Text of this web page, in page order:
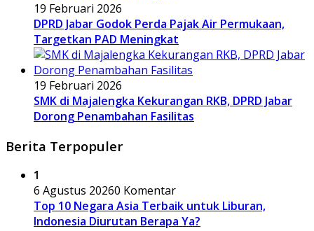
19 Februari 2026
DPRD Jabar Godok Perda Pajak Air Permukaan,
Targetkan PAD Meningkat
19 Februari 2026
SMK di Majalengka Kekurangan RKB, DPRD Jabar
Dorong Penambahan Fasilitas
Berita Terpopuler
1
6 Agustus 20260 Komentar
Top 10 Negara Asia Terbaik untuk Liburan,
Indonesia Diurutan Berapa Ya?